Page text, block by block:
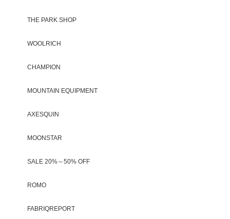
THE PARK SHOP
WOOLRICH
CHAMPION
MOUNTAIN EQUIPMENT
AXESQUIN
MOONSTAR
SALE 20%～50% OFF
ROMO
FABRIQREPORT